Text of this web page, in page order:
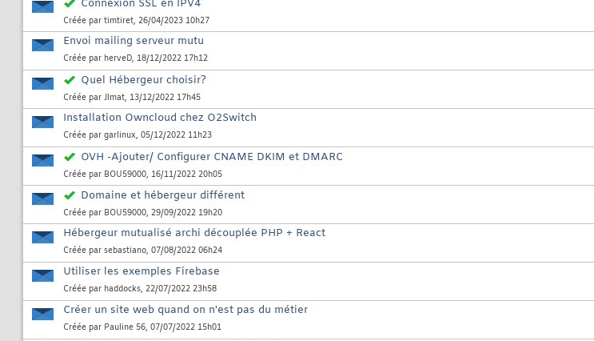
Connexion SSL en IPV4
Créée par timtiret, 26/04/2023 10h27
Envoi mailing serveur mutu
Créée par herveD, 18/12/2022 17h12
Quel Hébergeur choisir?
Créée par Jlmat, 13/12/2022 17h45
Installation Owncloud chez O2Switch
Créée par garlinux, 05/12/2022 11h23
OVH -Ajouter/ Configurer CNAME DKIM et DMARC
Créée par BOU59000, 16/11/2022 20h05
Domaine et hébergeur différent
Créée par BOU59000, 29/09/2022 19h20
Hébergeur mutualisé archi découplée PHP + React
Créée par sebastiano, 07/08/2022 06h24
Utiliser les exemples Firebase
Créée par haddocks, 22/07/2022 23h58
Créer un site web quand on n'est pas du métier
Créée par Pauline 56, 07/07/2022 15h01